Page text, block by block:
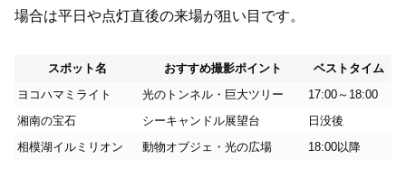
場合は平日や点灯直後の来場が狙い目です。
スポット名 おすすめ撮影ポイント
ベストタイム
ヨコハマミライト
光のトンネル・巨大ツリー
17:00～18:00
湘南の宝石
シーキャンドル展望台
日没後
相模湖イルミリオン
動物オブジェ・光の広場 18:00以降